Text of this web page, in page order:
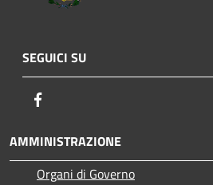
SEGUICI SU
AMMINISTRAZIONE
Organi di Governo